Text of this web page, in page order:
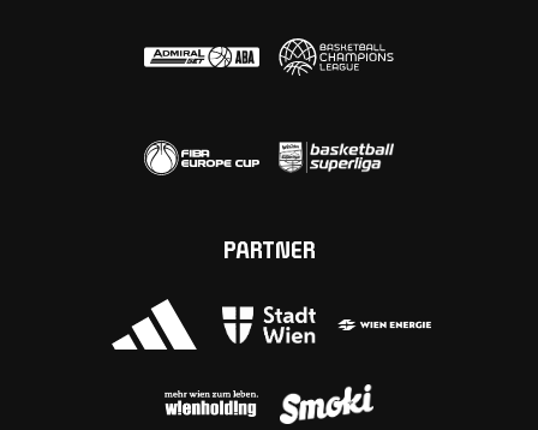
PARTNER